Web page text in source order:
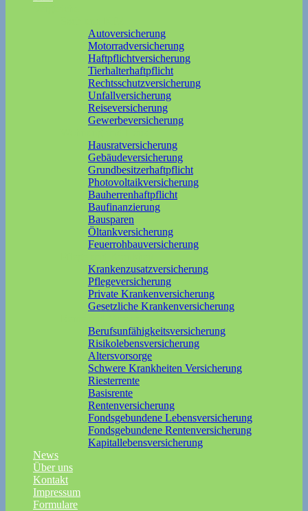
Autoversicherung
Motorradversicherung
Haftpflichtversicherung
Tierhalterhaftpflicht
Rechtsschutzversicherung
Unfallversicherung
Reiseversicherung
Gewerbeversicherung
Hausratversicherung
Gebäudeversicherung
Grundbesitzerhaftpflicht
Photovoltaikversicherung
Bauherrenhaftpflicht
Baufinanzierung
Bausparen
Öltankversicherung
Feuerrohbauversicherung
Krankenzusatzversicherung
Pflegeversicherung
Private Krankenversicherung
Gesetzliche Krankenversicherung
Berufs­unfähigkeitsversicherung
Risikolebensversicherung
Altersvorsorge
Schwere Krankheiten Versicherung
Riesterrente
Basisrente
Rentenversicherung
Fondsgebundene Lebensversicherung
Fondsgebundene Rentenversicherung
Kapitallebensversicherung
News
Über uns
Kontakt
Impressum
Formulare